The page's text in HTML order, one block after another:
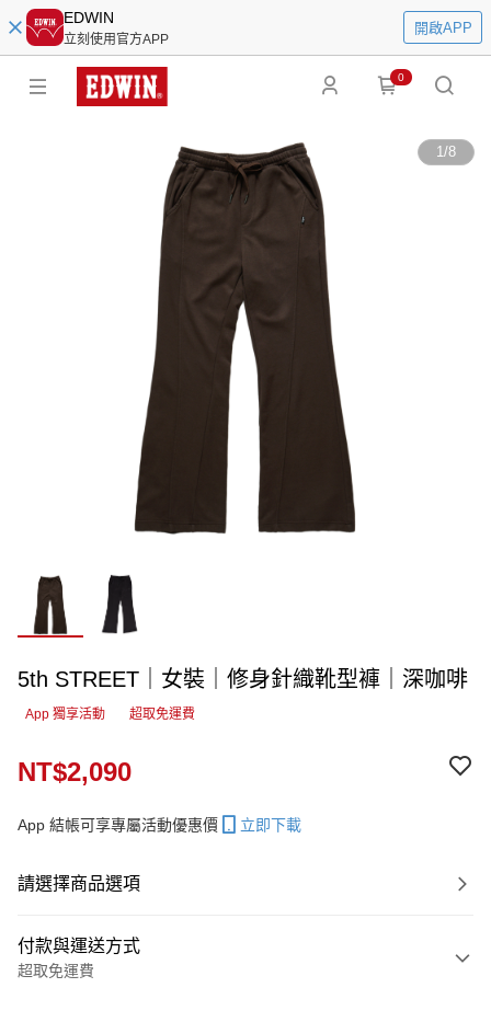
EDWIN
立刻使用官方APP
開啟APP
0
1/8
5th STREET｜女裝｜修身針織靴型褲｜深咖啡
App 獨享活動 超取免運費
NT$2,090
App 結帳可享專屬活動優惠價 立即下載
請選擇商品選項
付款與運送方式
超取免運費